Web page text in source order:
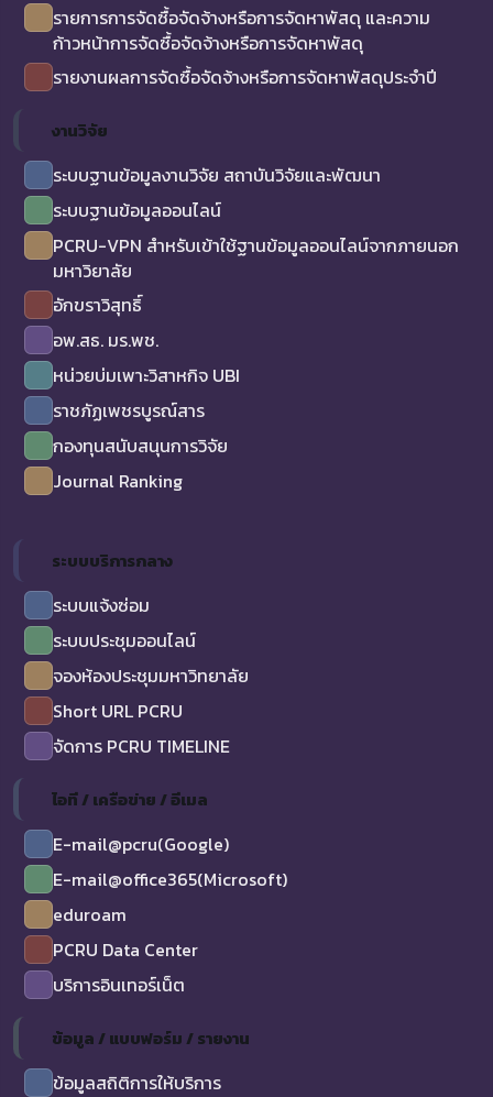
รายการการจัดซื้อจัดจ้างหรือการจัดหาพัสดุ และความ
ก้าวหน้าการจัดซื้อจัดจ้างหรือการจัดหาพัสดุ
รายงานผลการจัดซื้อจัดจ้างหรือการจัดหาพัสดุประจำปี
งานวิจัย
ระบบฐานข้อมูลงานวิจัย สถาบันวิจัยและพัฒนา
ระบบฐานข้อมูลออนไลน์
PCRU-VPN สำหรับเข้าใช้ฐานข้อมูลออนไลน์จากภายนอก
มหาวิยาลัย
อักขราวิสุทธิ์
อพ.สธ. มร.พช.
หน่วยบ่มเพาะวิสาหกิจ UBI
ราชภัฏเพชรบูรณ์สาร
กองทุนสนับสนุนการวิจัย
Journal Ranking
ระบบบริการกลาง
ระบบแจ้งซ่อม
ระบบประชุมออนไลน์
จองห้องประชุมมหาวิทยาลัย
Short URL PCRU
จัดการ PCRU TIMELINE
ไอที / เครือข่าย / อีเมล
E-mail@pcru(Google)
E-mail@office365(Microsoft)
eduroam
PCRU Data Center
บริการอินเทอร์เน็ต
ข้อมูล / แบบฟอร์ม / รายงาน
ข้อมูลสถิติการให้บริการ